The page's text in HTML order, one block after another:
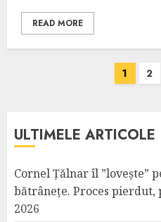
READ MORE
1 2
ULTIMELE ARTICOLE
Cornel Țălnar îl ”lovește”
bătrânețe. Proces pierdut,
2026